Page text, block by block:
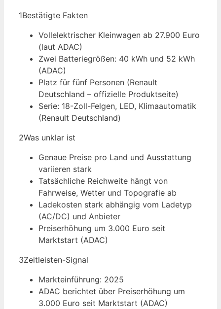
1Bestätigte Fakten
Vollelektrischer Kleinwagen ab 27.900 Euro
(laut ADAC)
Zwei Batteriegrößen: 40 kWh und 52 kWh
(ADAC)
Platz für fünf Personen (Renault
Deutschland – offizielle Produktseite)
Serie: 18-Zoll-Felgen, LED, Klimaautomatik
(Renault Deutschland)
2Was unklar ist
Genaue Preise pro Land und Ausstattung
variieren stark
Tatsächliche Reichweite hängt von
Fahrweise, Wetter und Topografie ab
Ladekosten stark abhängig vom Ladetyp
(AC/DC) und Anbieter
Preiserhöhung um 3.000 Euro seit
Marktstart (ADAC)
3Zeitleisten-Signal
Markteinführung: 2025
ADAC berichtet über Preiserhöhung um
3.000 Euro seit Marktstart (ADAC)